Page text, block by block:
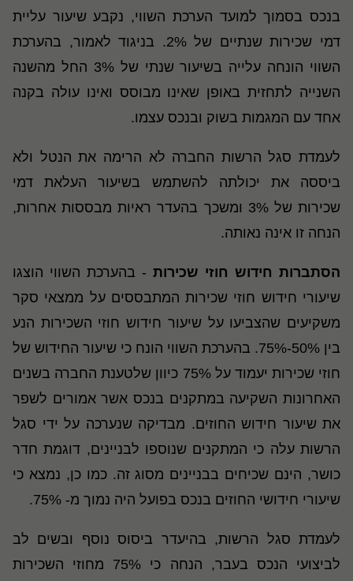
בנכס בסמוך למועד הערכת השווי, נקבע שיעור עליית
דמי שכירות שנתיים של 2%. בניגוד לאמור, בהערכת
השווי הונחה עלייה בשיעור שנתי של 3% החל מהשנה
השנייה לתחזית באופן שאינו מבוסס ואינו עולה בקנה
אחד עם המגמות בשוק ובנכס עצמו.
לעמדת סגל הרשות החברה לא הרימה את הנטל ולא
ביססה את יכולתה להשתמש בשיעור העלאת דמי
שכירות של 3% ומשכך בהעדר ראיות מבססות אחרות,
הנחה זו אינה נאותה.
הסתברות חידוש חוזי שכירות - בהערכת השווי הוצגו
שיעורי חידוש חוזי שכירות המתבססים על ממצאי סקר
משקיעים שהצביעו על שיעור חידוש חוזי השכירות הנע
בין 50%-75%. בהערכת השווי הונח כי שיעור החידוש של
חוזי שכירות יעמוד על 75% כיוון שלטענת החברה בשנים
האחרונות השקיעה במתקנים בנכס אשר אמורים לשפר
את שיעור חידוש החוזים. מבדיקה שנערכה על ידי סגל
הרשות עלה כי המתקנים שנוספו לבניינים, דוגמת חדר
כושר, הינם שכיחים בבניינים מסוג זה. כמו כן, נמצא כי
שיעורי חידושי החוזים בנכס בפועל היה נמוך מ- 75%.
לעמדת סגל הרשות, בהיעדר ביסוס נוסף ובשים לב
לביצועי הנכס בעבר, הנחה כי 75% מחוזי השכירות